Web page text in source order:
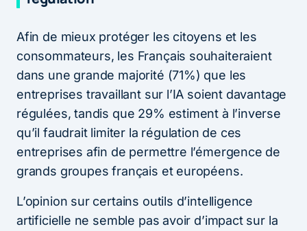
Afin de mieux protéger les citoyens et les
consommateurs, les Français souhaiteraient
dans une grande majorité (71%) que les
entreprises travaillant sur l’IA soient davantage
régulées, tandis que 29% estiment à l’inverse
qu’il faudrait limiter la régulation de ces
entreprises afin de permettre l’émergence de
grands groupes français et européens.
L’opinion sur certains outils d’intelligence
artificielle ne semble pas avoir d’impact sur la